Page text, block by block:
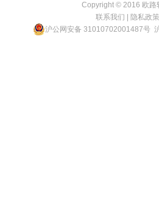
Copyright © 2016 欧路
联系我们
隐私政策
沪公网安备 31010702001487号